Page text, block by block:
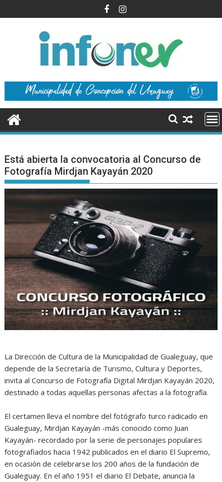
al
Está abierta la convocatoria al Concurso de
Fotografía Mirdjan Kayayán 2020
La Dirección de Cultura de la Municipalidad de Gualeguay, que
depende de la Secretaría de Turismo, Cultura y Deportes,
invita al Concurso de Fotografía Digital Mirdjan Kayayán 2020,
destinado a todas aquellas personas afectas a la fotografía.
El certamen lleva el nombre del fotógrafo turco radicado en
Gualeguay, Mirdjan Kayayán -más conocido como Juan
Kayayán- recordado por la serie de personajes populares
fotografiados hacia 1942 publicados en el diario El Supremo,
en ocasión de celebrarse los 200 años de la fundación de
Gualeguay. En el año 1951 el diario El Debate, anuncia la